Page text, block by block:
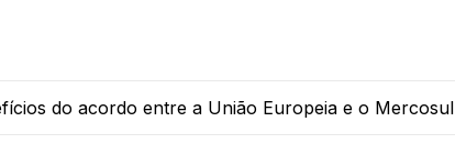
do acordo entre a União Europeia e o Mercosul